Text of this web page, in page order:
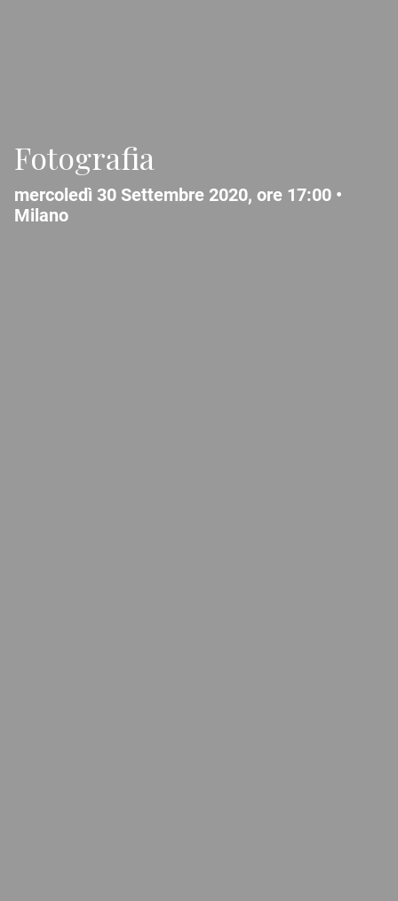
Fotografia
mercoledì 30 Settembre 2020, ore 17:00 •
Milano